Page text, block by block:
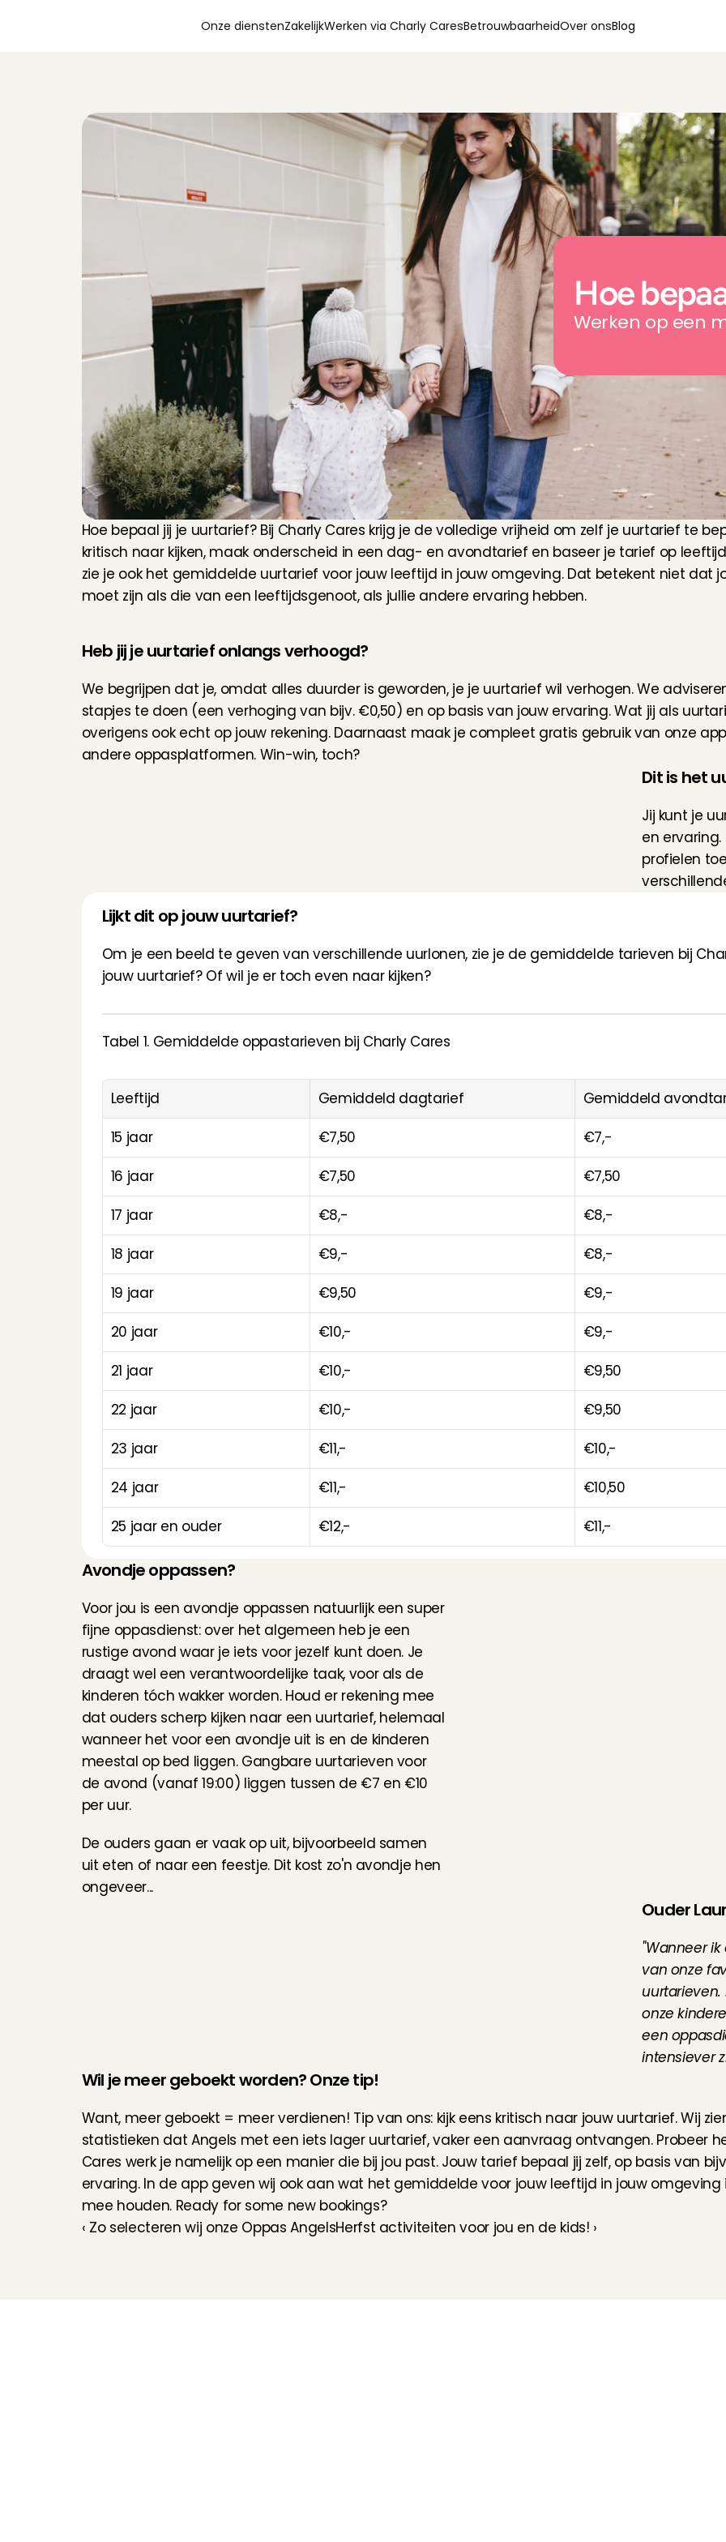
Onze dienstenZakelijkWerken via Charly CaresBetrouwbaarheidOver onsBlog
Hoe
Werken op een
Hoe bepaal jij je uurtarief? Bij Charly Cares krijg je de volledige vrijheid om zelf je uurtarief te
kritisch naar kijken, maak onderscheid in een dag- en avondtarief en baseer je tarief op
zie je ook het gemiddelde uurtarief voor jouw leeftijd in jouw omgeving. Dat betekent niet dat
moet zijn als die van een leeftijdsgenoot, als jullie andere ervaring hebben.
Heb jij je uurtarief onlangs verhoogd?
We begrijpen dat je, omdat alles duurder is geworden, je je uurtarief wil verhogen. We
stapjes te doen (een verhoging van bijv. €0,50) en op basis van jouw ervaring. Wat jij als
overigens ook echt op jouw rekening. Daarnaast maak je compleet gratis gebruik van onze
andere oppasplatformen. Win-win, toch?
Dit is het
Jij kunt je
en
profielen
Lijkt dit op jouw uurtarief?
Om je een beeld te geven van verschillende uurlonen, zie je de gemiddelde tarieven bij
jouw uurtarief? Of wil je er toch even naar kijken?
Tabel 1. Gemiddelde oppastarieven bij Charly Cares
Leeftijd Gemiddeld dagtarief
Gemiddeld
15 jaar
€7,50
€7,-
16 jaar
€7,50
€7,50
17 jaar
€8,-
€8,-
18 jaar
€9,-
€8,-
19 jaar
€9,50
€9,-
20 jaar
€10,-
€9,-
21 jaar
€10,-
€9,50
22 jaar
€10,-
€9,50
23 jaar
€11,-
€10,-
24 jaar
€11,-
€10,50
25 jaar en ouder
€12,- €11,-
Avondje oppassen?
Voor jou is een avondje oppassen natuurlijk een super
fijne oppasdienst: over het algemeen heb je een
rustige avond waar je iets voor jezelf kunt doen. Je
draagt wel een verantwoordelijke taak, voor als de
kinderen tóch wakker worden. Houd er rekening mee
dat ouders scherp kijken naar een uurtarief, helemaal
wanneer het voor een avondje uit is en de kinderen
meestal op bed liggen. Gangbare uurtarieven voor
de avond (vanaf 19:00) liggen tussen de €7 en €10
per uur.
De ouders gaan er vaak op uit, bijvoorbeeld samen
uit eten of naar een feestje. Dit kost zo'n avondje hen
ongeveer...
Ouder
"Wanneer
van onze
uurtarieven.
onze
een
intensiever
Wil je meer geboekt worden? Onze tip!
Want, meer geboekt = meer verdienen! Tip van ons: kijk eens kritisch naar jouw uurtarief. Wij
statistieken dat Angels met een iets lager uurtarief, vaker een aanvraag ontvangen. Probeer
Cares werk je namelijk op een manier die bij jou past. Jouw tarief bepaal jij zelf, op basis van
ervaring. In de app geven wij ook aan wat het gemiddelde voor jouw leeftijd in jouw omgeving
mee houden. Ready for some new bookings?
‹ Zo selecteren wij onze Oppas AngelsHerfst activiteiten voor jou en de kids! ›